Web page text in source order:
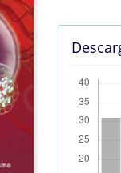
del